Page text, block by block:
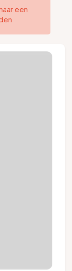
een